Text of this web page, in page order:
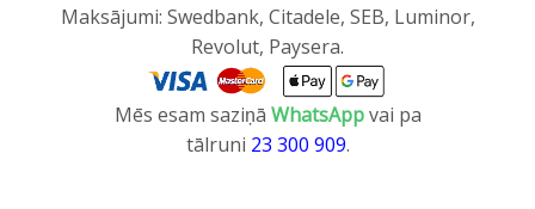
Maksājumi: Swedbank, Citadele, SEB, Luminor,
Revolut, Paysera.
Mēs esam saziņā WhatsAppvai pa
tālruni 23 300 909.